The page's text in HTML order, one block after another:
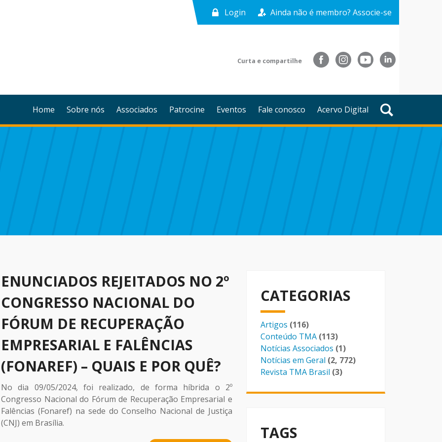
Login Ainda não é membro? Associe-se
Curta e compartilhe
Home Sobre nós Associados Patrocine Eventos Fale conosco Acervo Digital
ENUNCIADOS REJEITADOS NO 2º
CONGRESSO NACIONAL DO
FÓRUM DE RECUPERAÇÃO
EMPRESARIAL E FALÊNCIAS
(FONAREF) – QUAIS E POR QUÊ?
No dia 09/05/2024, foi realizado, de forma híbrida o 2º
Congresso Nacional do Fórum de Recuperação Empresarial e
Falências (Fonaref) na sede do Conselho Nacional de Justiça
(CNJ) em Brasília.
CATEGORIAS
Artigos (116)
Conteúdo TMA (113)
Notícias Associados (1)
Notícias em Geral (2, 772)
Revista TMA Brasil (3)
TAGS